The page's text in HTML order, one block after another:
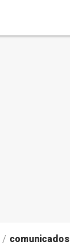
/ comunicados